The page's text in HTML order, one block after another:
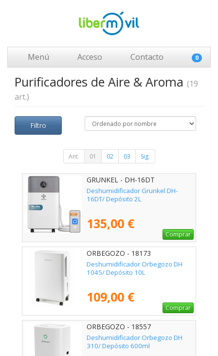
Menú Acceso Contacto 0
Purificadores de Aire & Aroma (19
art.)
Filtro
Ant. 01 02 03 Sig.
GRUNKEL - DH-16DT
Deshumidificador Grunkel DH-
16DT/ Depósito 2L
135,00 €
Comprar
ORBEGOZO - 18173
Deshumidificador Orbegozo DH
1045/ Depósito 10L
109,00 €
Comprar
ORBEGOZO - 18557
Deshumidificador Orbegozo DH
310/ Depósito 600ml